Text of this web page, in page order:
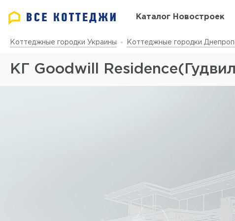
Каталог Новостроек
Коттеджные городки Украины Коттеджные городки
КГ Goodwill